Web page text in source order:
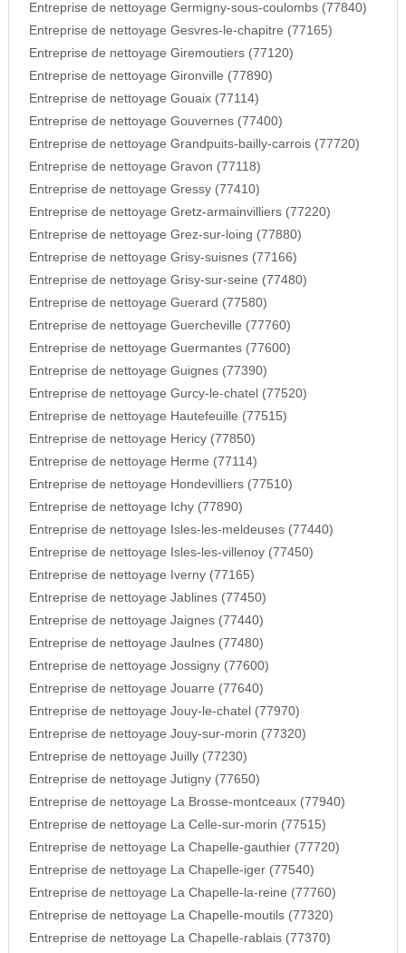
Entreprise de nettoyage Germigny-sous-coulombs (77840)
Entreprise de nettoyage Gesvres-le-chapitre (77165)
Entreprise de nettoyage Giremoutiers (77120)
Entreprise de nettoyage Gironville (77890)
Entreprise de nettoyage Gouaix (77114)
Entreprise de nettoyage Gouvernes (77400)
Entreprise de nettoyage Grandpuits-bailly-carrois (77720)
Entreprise de nettoyage Gravon (77118)
Entreprise de nettoyage Gressy (77410)
Entreprise de nettoyage Gretz-armainvilliers (77220)
Entreprise de nettoyage Grez-sur-loing (77880)
Entreprise de nettoyage Grisy-suisnes (77166)
Entreprise de nettoyage Grisy-sur-seine (77480)
Entreprise de nettoyage Guerard (77580)
Entreprise de nettoyage Guercheville (77760)
Entreprise de nettoyage Guermantes (77600)
Entreprise de nettoyage Guignes (77390)
Entreprise de nettoyage Gurcy-le-chatel (77520)
Entreprise de nettoyage Hautefeuille (77515)
Entreprise de nettoyage Hericy (77850)
Entreprise de nettoyage Herme (77114)
Entreprise de nettoyage Hondevilliers (77510)
Entreprise de nettoyage Ichy (77890)
Entreprise de nettoyage Isles-les-meldeuses (77440)
Entreprise de nettoyage Isles-les-villenoy (77450)
Entreprise de nettoyage Iverny (77165)
Entreprise de nettoyage Jablines (77450)
Entreprise de nettoyage Jaignes (77440)
Entreprise de nettoyage Jaulnes (77480)
Entreprise de nettoyage Jossigny (77600)
Entreprise de nettoyage Jouarre (77640)
Entreprise de nettoyage Jouy-le-chatel (77970)
Entreprise de nettoyage Jouy-sur-morin (77320)
Entreprise de nettoyage Juilly (77230)
Entreprise de nettoyage Jutigny (77650)
Entreprise de nettoyage La Brosse-montceaux (77940)
Entreprise de nettoyage La Celle-sur-morin (77515)
Entreprise de nettoyage La Chapelle-gauthier (77720)
Entreprise de nettoyage La Chapelle-iger (77540)
Entreprise de nettoyage La Chapelle-la-reine (77760)
Entreprise de nettoyage La Chapelle-moutils (77320)
Entreprise de nettoyage La Chapelle-rablais (77370)